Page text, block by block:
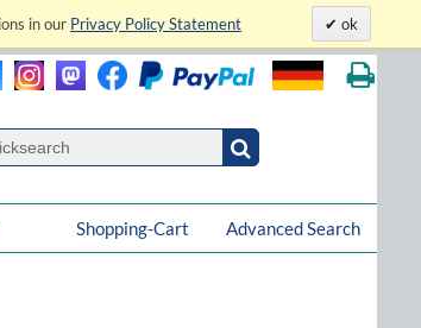
in our Privacy Policy Statement ok
Advanced Search
Shopping-Cart